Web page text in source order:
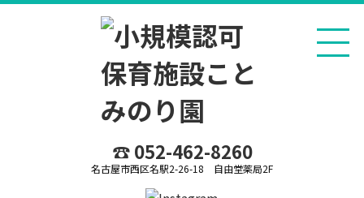
☎ 052-462-8260
名古屋市西区名駅2-26-18 自由堂薬局2F